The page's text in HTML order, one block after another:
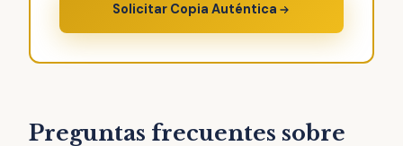
Solicitar Copia Auténtica
Preguntas frecuentes sobre